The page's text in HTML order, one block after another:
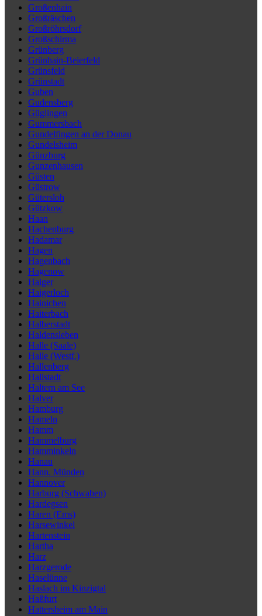
Großenhain
Großräschen
Großröhrsdorf
Großschirma
Grünberg
Grünhain-Beierfeld
Grünsfeld
Grünstadt
Guben
Gudensberg
Güglingen
Gummersbach
Gundelfingen an der Donau
Gundelsheim
Günzburg
Gunzenhausen
Güsten
Güstrow
Gütersloh
Gützkow
Haan
Hachenburg
Hadamar
Hagen
Hagenbach
Hagenow
Haiger
Haigerloch
Hainichen
Haiterbach
Halberstadt
Haldensleben
Halle (Saale)
Halle (Westf.)
Hallenberg
Hallstadt
Haltern am See
Halver
Hamburg
Hameln
Hamm
Hammelburg
Hamminkeln
Hanau
Hann. Münden
Hannover
Harburg (Schwaben)
Hardegsen
Haren (Ems)
Harsewinkel
Hartenstein
Hartha
Harz
Harzgerode
Haselünne
Haslach im Kinzigtal
Haßfurt
Hattersheim am Main